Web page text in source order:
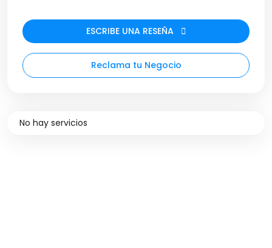
ESCRIBE UNA RESEÑA
Reclama tu Negocio
No hay servicios